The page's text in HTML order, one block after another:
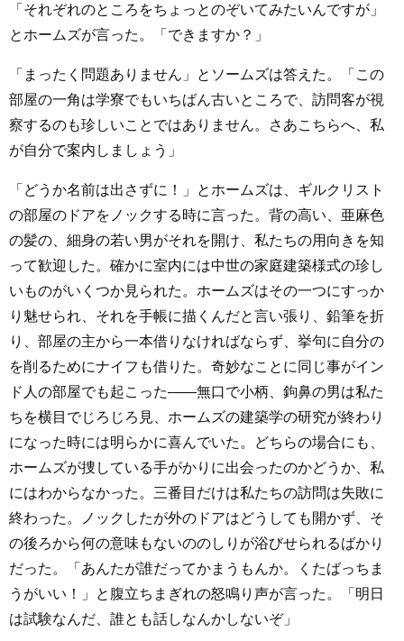
「それぞれのところをちょっとのぞいてみたいんですが」
とホームズが言った。「できますか？」
「まったく問題ありません」とソームズは答えた。「この
部屋の一角は学寮でもいちばん古いところで、訪問客が視
察するのも珍しいことではありません。さあこちらへ、私
が自分で案内しましょう」
「どうか名前は出さずに！」とホームズは、ギルクリスト
の部屋のドアをノックする時に言った。背の高い、亜麻色
の髪の、細身の若い男がそれを開け、私たちの用向きを知
って歓迎した。確かに室内には中世の家庭建築様式の珍し
いものがいくつか見られた。ホームズはその一つにすっか
り魅せられ、それを手帳に描くんだと言い張り、鉛筆を折
り、部屋の主から一本借りなければならず、挙句に自分の
を削るためにナイフも借りた。奇妙なことに同じ事がイン
ド人の部屋でも起こった――無口で小柄、鉤鼻の男は私た
ちを横目でじろじろ見、ホームズの建築学の研究が終わり
になった時には明らかに喜んでいた。どちらの場合にも、
ホームズが捜している手がかりに出会ったのかどうか、私
にはわからなかった。三番目だけは私たちの訪問は失敗に
終わった。ノックしたが外のドアはどうしても開かず、そ
の後ろから何の意味もないののしりが浴びせられるばかり
だった。「あんたが誰だってかまうもんか。くたばっちま
うがいい！」と腹立ちまぎれの怒鳴り声が言った。「明日
は試験なんだ、誰とも話しなんかしないぞ」